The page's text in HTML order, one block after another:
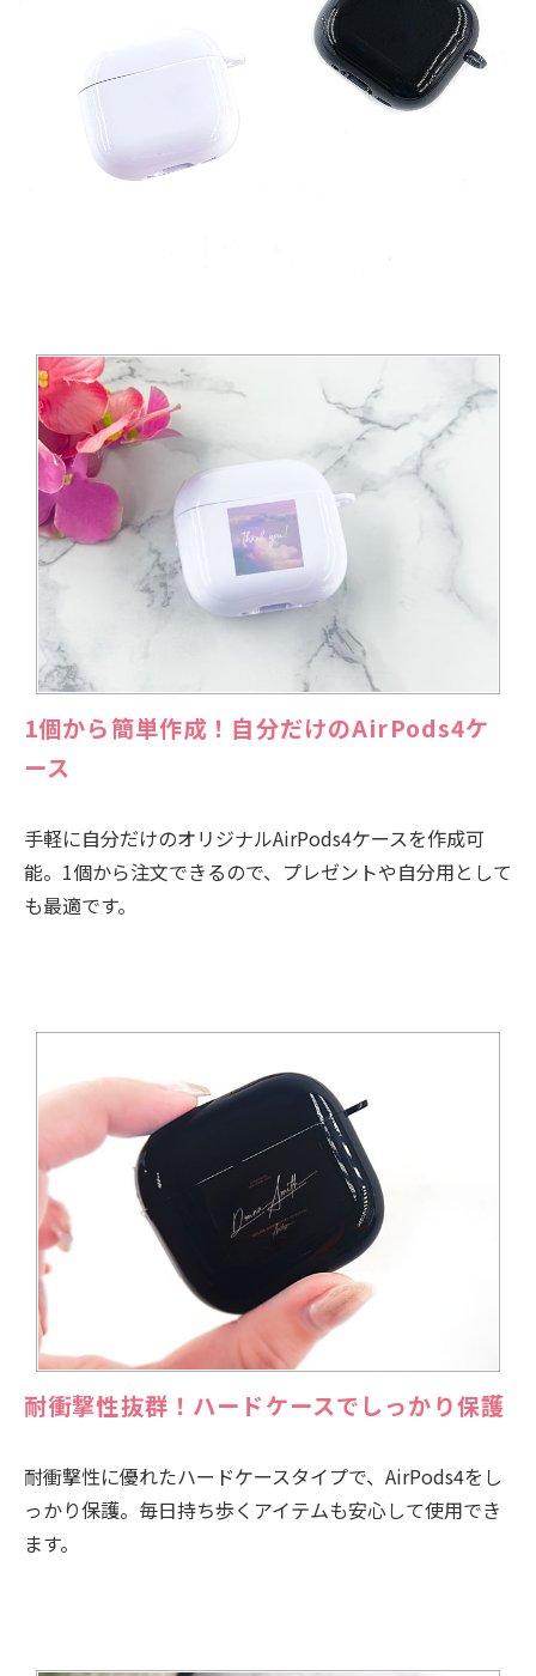
1個から簡単作成！自分だけのAirPods4ケ
ース
手軽に自分だけのオリジナルAirPods4ケースを作成可
能。1個から注文できるので、プレゼントや自分用として
も最適です。
耐衝撃性抜群！ハードケースでしっかり保護
耐衝撃性に優れたハードケースタイプで、AirPods4をし
っかり保護。毎日持ち歩くアイテムも安心して使用でき
ます。